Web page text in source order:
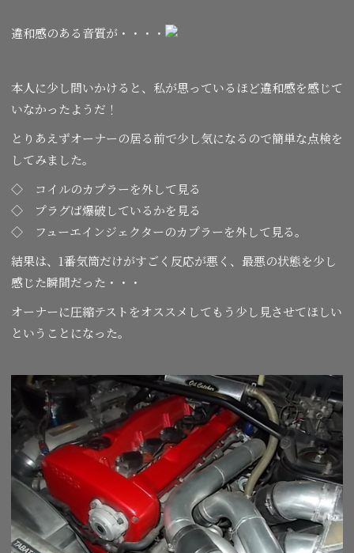
違和感のある音質が・・・・
本人に少し問いかけると、私が思っているほど違和感を感じて
いなかったようだ！
とりあえずオーナーの居る前で少し気になるので簡単な点検を
してみました。
◇ コイルのカプラーを外して見る
◇ プラグば爆破しているかを見る
◇ フューエインジェクターのカプラーを外して見る。
結果は、1番気筒だけがすごく反応が悪く、最悪の状態を少し
感じた瞬間だった・・・
オーナーに圧縮テストをオススメしてもう少し見させてほしい
ということになった。